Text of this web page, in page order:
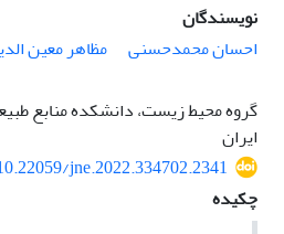
نویسندگان
احسان محمدحسنی
مظاهر معین
گروه محیط زیست، دانشکده منابع
ایران
jne.2022.334702.2341
چکیده